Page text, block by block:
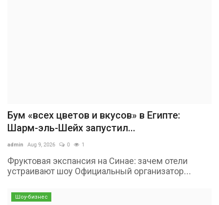
Бум «всех цветов и вкусов» в Египте:
Шарм-эль-Шейх запустил...
admin Aug 9, 2026 0 1
Фруктовая экспансия на Синае: зачем отели
устраивают шоу Официальный организатор...
Шоу-бизнес